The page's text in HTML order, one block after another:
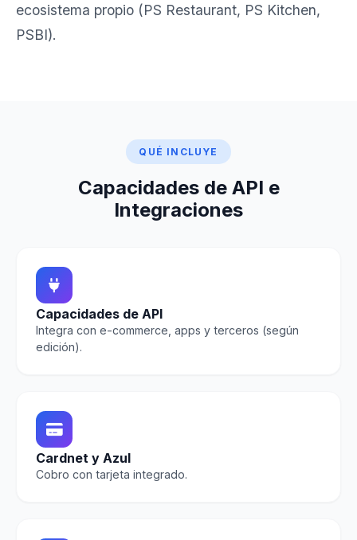
ecosistema propio (PS Restaurant, PS Kitchen,
PSBI).
QUÉ INCLUYE
Capacidades de API e
Integraciones
Capacidades de API
Integra con e-commerce, apps y terceros (según
edición).
Cardnet y Azul
Cobro con tarjeta integrado.